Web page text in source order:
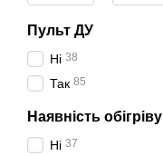
Пульт ДУ
Ні 38
Так 85
Наявність обігріву
Ні 37